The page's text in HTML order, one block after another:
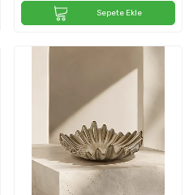
Sepete Ekle